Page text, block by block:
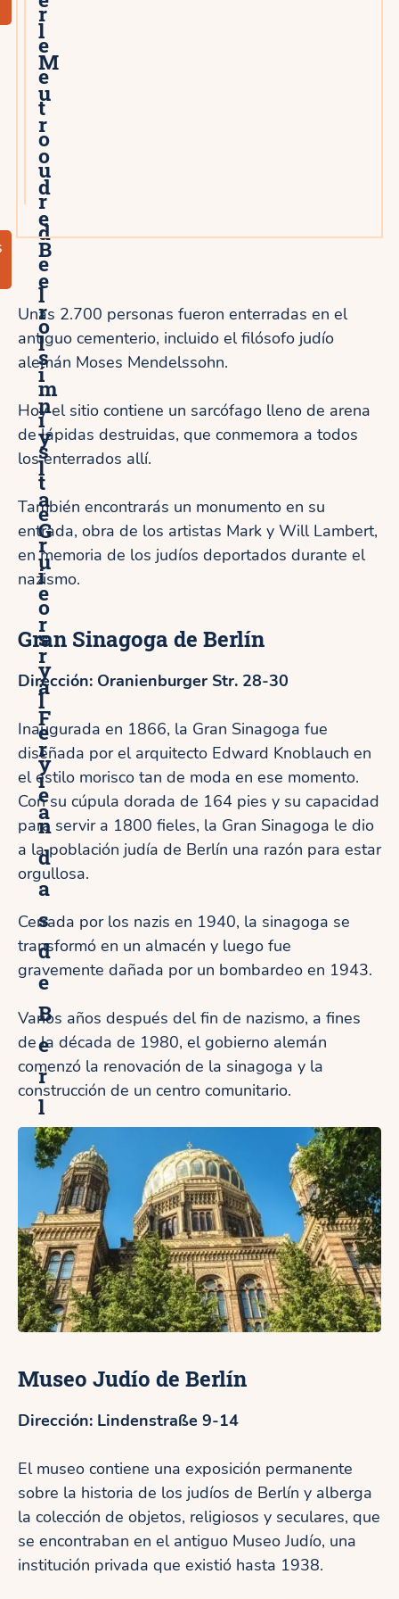
l
M
u
r
o
d
e
B
e
r
l
í
n
y
l
a
G
u
e
r
r
a
F
r
í
a
r
e
e
t
o
u
r
d
e
l
o
s
m
i
s
t
e
r
i
o
s
y
l
e
y
e
n
d
a
s
d
e
B
e
r
l
í
n
Unas 2.700 personas fueron enterradas en el
antiguo cementerio, incluido el filósofo judío
alemán Moses Mendelssohn.
Hoy el sitio contiene un sarcófago lleno de arena
de lápidas destruidas, que conmemora a todos
los enterrados allí.
También encontrarás un monumento en su
entrada, obra de los artistas Mark y Will Lambert,
en memoria de los judíos deportados durante el
nazismo.
Gran Sinagoga de Berlín
Dirección: Oranienburger Str. 28-30
Inaugurada en 1866, la Gran Sinagoga fue
diseñada por el arquitecto Edward Knoblauch en
el estilo morisco tan de moda en ese momento.
Con su cúpula dorada de 164 pies y su capacidad
para servir a 1800 fieles, la Gran Sinagoga le dio
a la población judía de Berlín una razón para estar
orgullosa.
Cerrada por los nazis en 1940, la sinagoga se
transformó en un almacén y luego fue
gravemente dañada por un bombardeo en 1943.
Varios años después del fin de nazismo, a fines
de la década de 1980, el gobierno alemán
comenzó la renovación de la sinagoga y la
construcción de un centro comunitario.
Museo Judío de Berlín
Dirección: Lindenstraße 9-14
El museo contiene una exposición permanente
sobre la historia de los judíos de Berlín y alberga
la colección de objetos, religiosos y seculares, que
se encontraban en el antiguo Museo Judío, una
institución privada que existió hasta 1938.